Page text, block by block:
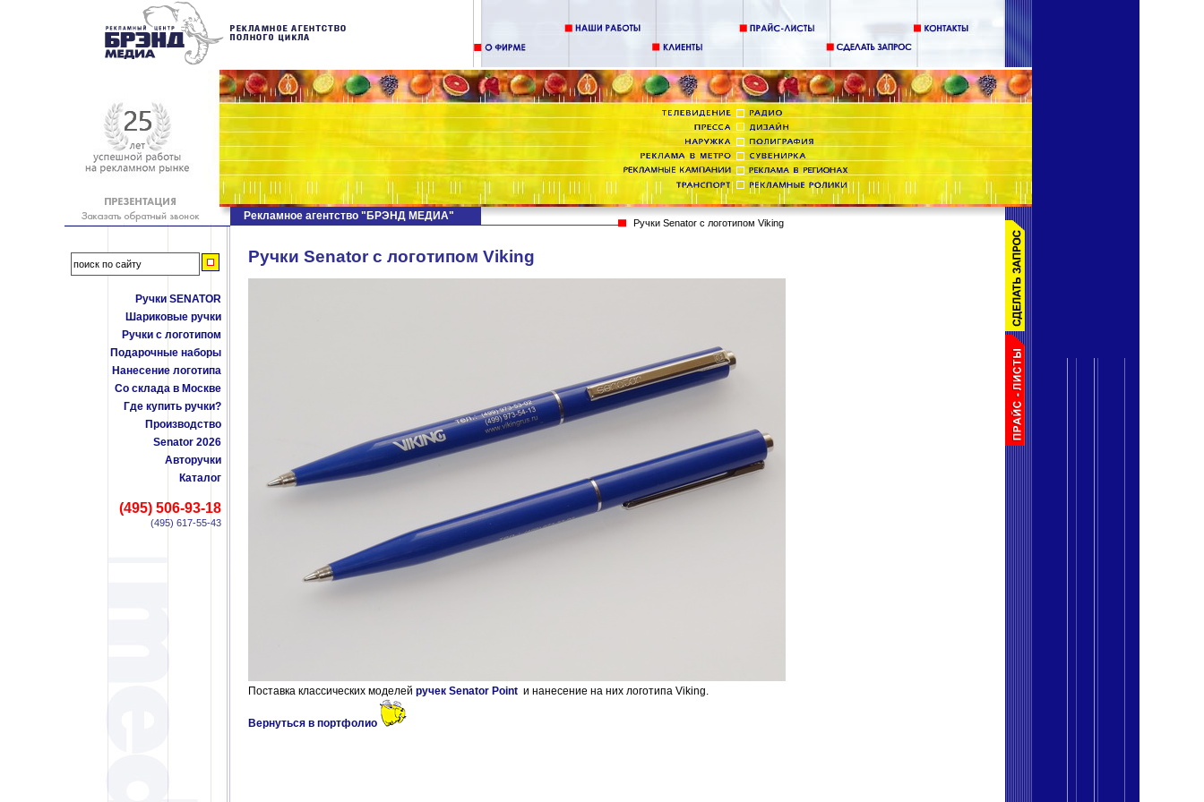
Ручки Senator c логотипом Viking
Ручки SENATOR
Шариковые ручки
Ручки с логотипом
Подарочные наборы
Нанесение логотипа
Со склада в Москве
Где купить ручки?
Производство
Senator 2026
Авторучки
Каталог
(495) 506-93-18
(495) 617-55-43
Рекламное агентство "БРЭНД МЕДИА"
Ручки Senator c логотипом Viking
Поставка классических моделей ручек Senator Point и нанесение на них логотипа Viking.
Вернуться в портфолио